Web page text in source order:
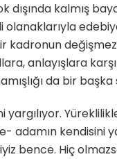
dışında kalmış
anlayışlara
da bir başka
yargılıyor.
adamın kendisini
bence. Hiç